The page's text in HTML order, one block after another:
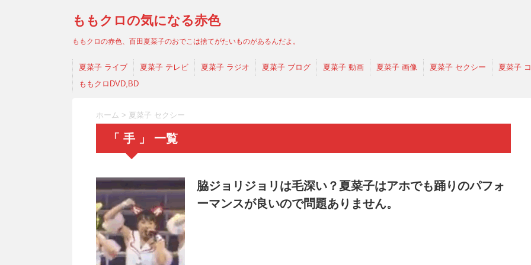
ももクロの気になる赤色
ももクロの赤色、百田夏菜子のおでこは捨てがたいものがあるんだよ。
夏菜子 ライブ 夏菜子 テレビ 夏菜子 ラジオ 夏菜子 ブログ 夏菜子 動画 夏菜子 画像 夏菜子 セクシー 夏菜子
ももクロDVD,BD
ホーム > 夏菜子 セクシー
「 手 」 一覧
脇ジョリジョリは毛深い？夏菜子はアホでも踊りのパフォ
ーマンスが良いので問題ありません。